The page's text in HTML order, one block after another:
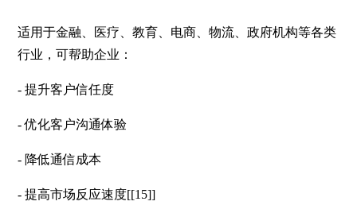
适用于金融、医疗、教育、电商、物流、政府机构等各类
行业，可帮助企业：
- 提升客户信任度
- 优化客户沟通体验
- 降低通信成本
- 提高市场反应速度[[15]]